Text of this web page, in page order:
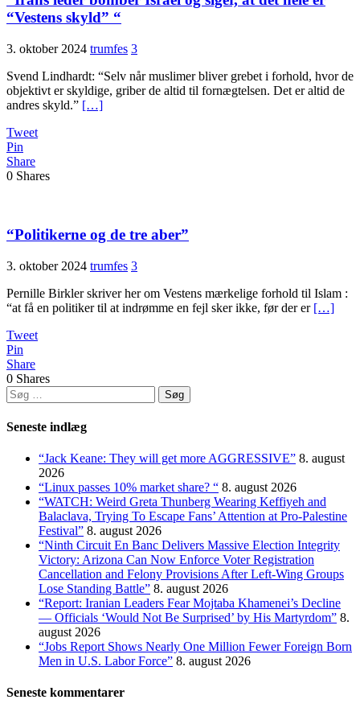
“Vestens skyld” “
3. oktober 2024 trumfes 3
Svend Lindhardt: “Selv når muslimer bliver grebet i forhold, hvor de
objektivt er skyldige, griber de altid til fornægtelsen. Det er altid de
andres skyld.” […]
Tweet
Pin
Share
0 Shares
“Politikerne og de tre aber”
3. oktober 2024 trumfes 3
Pernille Birkler skriver her om Vestens mærkelige forhold til Islam :
“at få en politiker til at indrømme en fejl sker ikke, før der er […]
Tweet
Pin
Share
0 Shares
Søg
efter:
Seneste indlæg
“Jack Keane: They will get more AGGRESSIVE” 8. august
2026
“Linux passes 10% market share? “ 8. august 2026
“WATCH: Weird Greta Thunberg Wearing Keffiyeh and
Balaclava, Trying To Escape Fans’ Attention at Pro-Palestine
Festival” 8. august 2026
“Ninth Circuit En Banc Delivers Massive Election Integrity
Victory: Arizona Can Now Enforce Voter Registration
Cancellation and Felony Provisions After Left-Wing Groups
Lose Standing Battle” 8. august 2026
“Report: Iranian Leaders Fear Mojtaba Khamenei’s Decline
— Officials ‘Would Not Be Surprised’ by His Martyrdom” 8.
august 2026
“Jobs Report Shows Nearly One Million Fewer Foreign Born
Men in U.S. Labor Force” 8. august 2026
Seneste kommentarer